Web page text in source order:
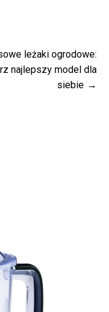
leżaki ogrodowe:
najlepszy model dla
siebie